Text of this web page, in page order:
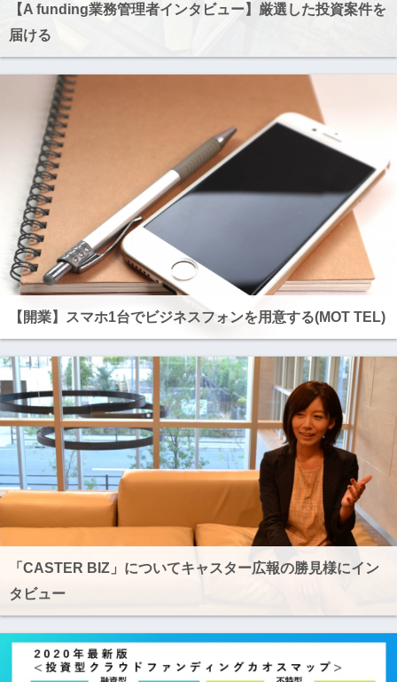
【A funding業務管理者インタビュー】厳選した投資案件を
届ける
【開業】スマホ1台でビジネスフォンを用意する(MOT TEL)
「CASTER BIZ」についてキャスター広報の勝見様にイン
タビュー